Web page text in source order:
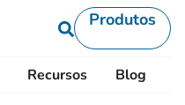
Produtos
Recursos Blog